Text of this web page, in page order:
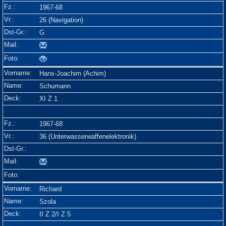
1967-68
26 (Navigation)
G
Hans-Joachim (Achim)
Schumann
XI Z 1
1967-68
36 (Unterwasserwaffenelektronik)
Richard
Szola
II Z 2/I Z 5